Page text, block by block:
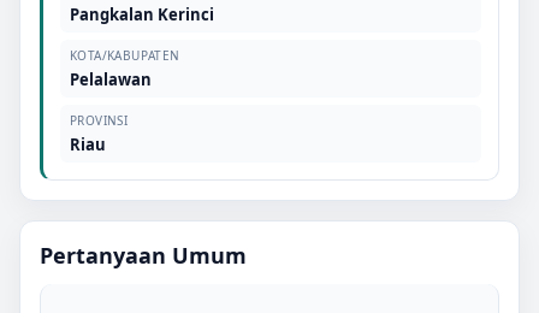
Pangkalan Kerinci
KOTA/KABUPATEN
Pelalawan
PROVINSI
Riau
Pertanyaan Umum